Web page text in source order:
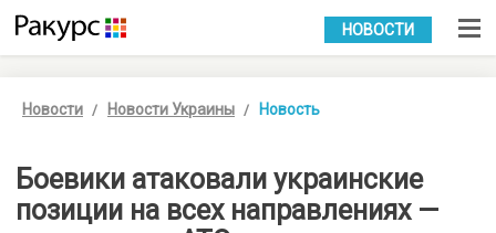
УКР РУС
НОВОСТИ
Новости Новости Украины Новость
Боевики атаковали украинские
позиции на всех направлениях —